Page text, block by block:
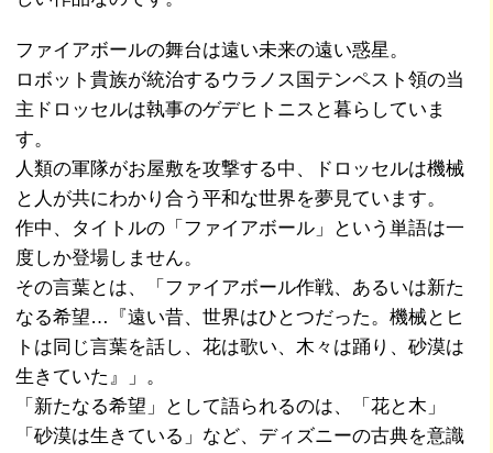
ファイアボールの舞台は遠い未来の遠い惑星。
ロボット貴族が統治するウラノス国テンペスト領の当
主ドロッセルは執事のゲデヒトニスと暮らしていま
す。
人類の軍隊がお屋敷を攻撃する中、ドロッセルは機械
と人が共にわかり合う平和な世界を夢見ています。
作中、タイトルの「ファイアボール」という単語は一
度しか登場しません。
その言葉とは、「ファイアボール作戦、あるいは新た
なる希望…『遠い昔、世界はひとつだった。機械とヒ
トは同じ言葉を話し、花は歌い、木々は踊り、砂漠は
生きていた』」。
「新たなる希望」として語られるのは、「花と木」
「砂漠は生きている」など、ディズニーの古典を意識